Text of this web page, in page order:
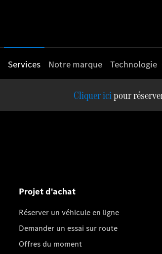
Services Notre marque Technologie
pour
Projet d'achat
Réserver un véhicule en ligne
Demander un essai sur route
Offres du moment